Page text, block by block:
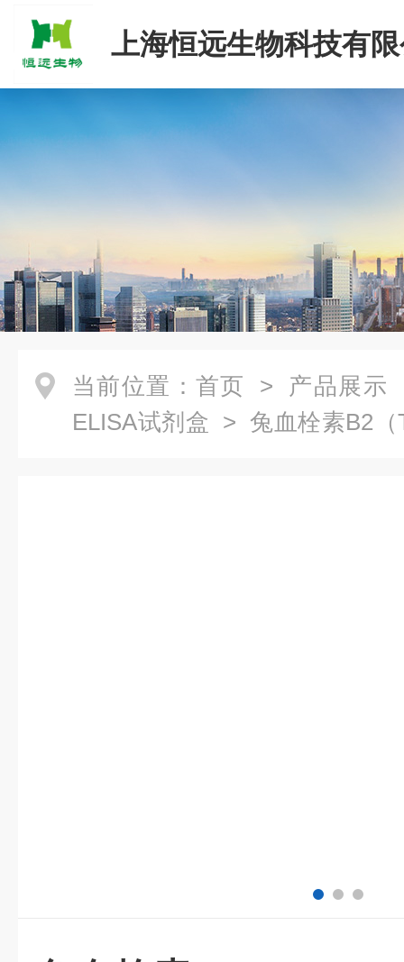
上海恒远生物科技有
当前位置： 首页 > 产品展示
ELISA试剂盒 > 兔血栓素B2（